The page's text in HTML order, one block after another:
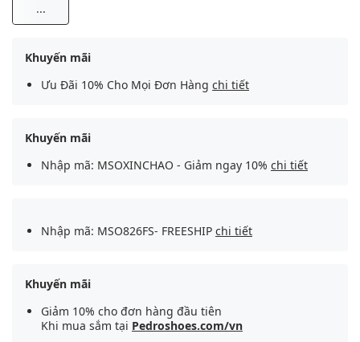
...
Khuyến mãi
Ưu Đãi 10% Cho Mọi Đơn Hàng chi tiết
Khuyến mãi
Nhập mã: MSOXINCHAO - Giảm ngay 10% chi tiết
Nhập mã: MSO826FS- FREESHIP chi tiết
Khuyến mãi
Giảm 10% cho đơn hàng đầu tiên
Khi mua sắm tại Pedroshoes.com/vn